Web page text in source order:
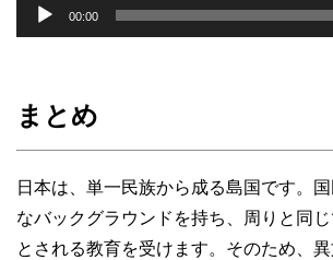
声
ー
ー
00:00
まとめ
日本は、単一民族から成る島国です。
なバックグラウンドを持ち、周りと同
とされる教育を受けます。そのため、